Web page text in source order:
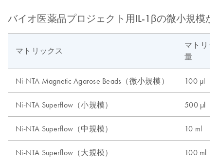
バイオ医薬品プロジェクト用IL-1βの微小規模
マトリックス
マトリ
量
Ni-NTA Magnetic Agarose Beads（微小規模） 100 μl
Ni-NTA Superflow（小規模） 500 μl
Ni-NTA Superflow（中規模） 10 ml
Ni-NTA Superflow（大規模） 100 ml